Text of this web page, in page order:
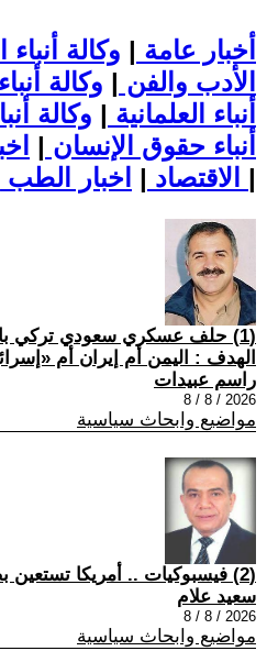
أخبار عامة | وكالة أنباء
الأدب والفن | وكالة
أنباء العلمانية | وكالة
أنباء حقوق الإنسان |
الاقتصاد | |
(1) حلف عسكري سعودي تركي
الهدف : اليمن أم إيران أم
راسم عبيدات
2026 / 8 / 8
مواضيع وابحاث سياسية
(2) فيسبوكيات .. أمريكا تستعين بصديق!
سعيد علام
2026 / 8 / 8
مواضيع وابحاث سياسية